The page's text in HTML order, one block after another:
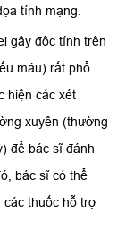
tính mạng.
gây độc tính trên
máu) rất phổ
hiện các xét
xuyên (thường
để bác sĩ đánh
bác sĩ có thể
các thuốc hỗ trợ